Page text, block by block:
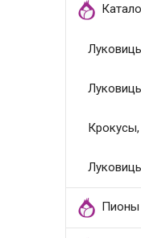
Крокусы,
Пионы